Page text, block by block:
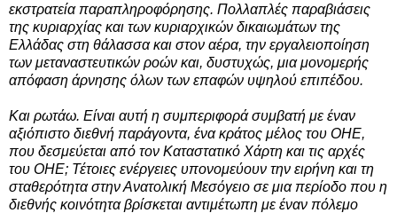
εκστρατεία παραπληροφόρησης. Πολλαπλές παραβιάσεις
της κυριαρχίας και των κυριαρχικών δικαιωμάτων της
Ελλάδας στη θάλασσα και στον αέρα, την εργαλειοποίηση
των μεταναστευτικών ροών και, δυστυχώς, μια μονομερής
απόφαση άρνησης όλων των επαφών υψηλού επιπέδου.
Και ρωτάω. Είναι αυτή η συμπεριφορά συμβατή με έναν
αξιόπιστο διεθνή παράγοντα, ένα κράτος μέλος του ΟΗΕ,
που δεσμεύεται από τον Καταστατικό Χάρτη και τις αρχές
του ΟΗΕ; Τέτοιες ενέργειες υπονομεύουν την ειρήνη και τη
σταθερότητα στην Ανατολική Μεσόγειο σε μια περίοδο που η
διεθνής κοινότητα βρίσκεται αντιμέτωπη με έναν πόλεμο